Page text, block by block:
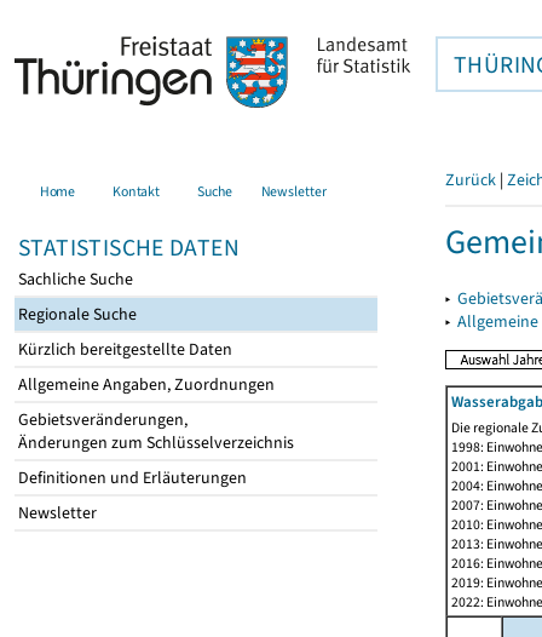
Home Kontakt Suche Newsletter
STATISTISCHE DATEN
Sachliche Suche
Regionale Suche
Kürzlich bereitgestellte Daten
Allgemeine Angaben, Zuordnungen
Gebietsveränderungen,
Änderungen zum Schlüsselverzeichnis
Definitionen und Erläuterungen
Newsletter
Zurück |
▸
▸
Die regionale
1998:
2001:
2004:
2007:
2010:
2013:
2016:
2019:
2022: